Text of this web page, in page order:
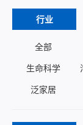
行业
全部
生命科学
泛家居